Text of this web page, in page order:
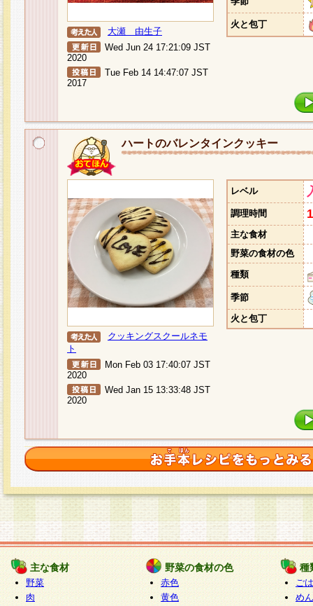
大瀬 由生子
Wed Jun 24 17:21:09 JST
2020
Tue Feb 14 14:47:07 JST
2017
火と包丁
ハートのバレンタインクッキー
クッキングスクールネモ
ト
Mon Feb 03 17:40:07 JST
2020
Wed Jan 15 13:33:48 JST
2020
レベル
調理時間
主な食材
野菜の食材の色
種類
季節
火と包丁
主な食材
野菜
肉
野菜の食材の色
赤色
黄色
種
ご
めん